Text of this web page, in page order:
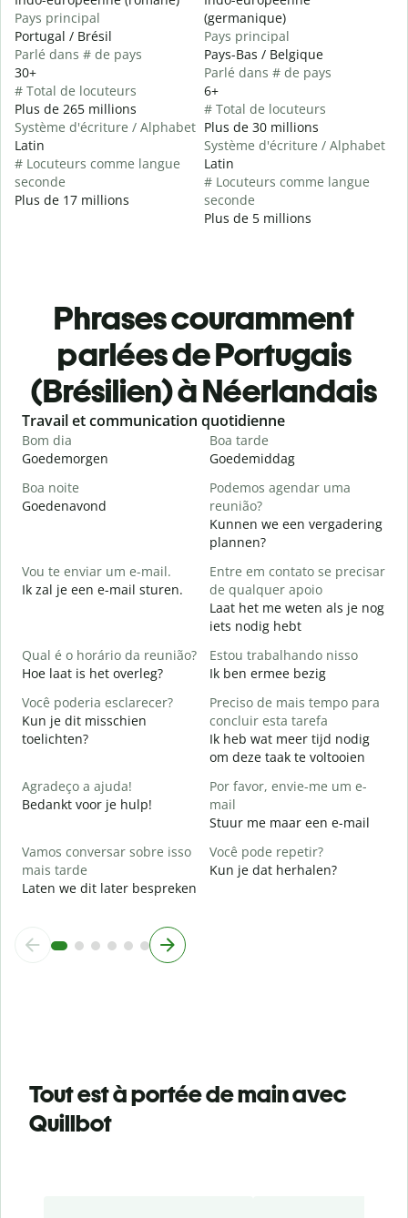
Pays principal
Portugal / Brésil
Parlé dans # de pays
30+
# Total de locuteurs
Plus de 265 millions
Système d'écriture / Alphabet
Latin
# Locuteurs comme langue
seconde
Plus de 17 millions
(germanique)
Pays principal
Pays-Bas / Belgique
Parlé dans # de pays
6+
# Total de locuteurs
Plus de 30 millions
Système d'écriture / Alphabet
Latin
# Locuteurs comme langue
seconde
Plus de 5 millions
Phrases couramment
parlées de Portugais
(Brésilien) à Néerlandais
Slide 1 of 6
Travail et communication quotidienne
Bom dia
Goedemorgen
Boa tarde
Goedemiddag
Boa noite
Goedenavond
Podemos agendar uma
reunião?
Kunnen we een vergadering
plannen?
Vou te enviar um e-mail.
Ik zal je een e-mail sturen.
Entre em contato se precisar
de qualquer apoio
Laat het me weten als je nog
iets nodig hebt
Qual é o horário da reunião?
Hoe laat is het overleg?
Estou trabalhando nisso
Ik ben ermee bezig
Você poderia esclarecer?
Kun je dit misschien
toelichten?
Preciso de mais tempo para
concluir esta tarefa
Ik heb wat meer tijd nodig
om deze taak te voltooien
Agradeço a ajuda!
Bedankt voor je hulp!
Por favor, envie-me um e-
mail
Stuur me maar een e-mail
Vamos conversar sobre isso
mais tarde
Laten we dit later bespreken
Você pode repetir?
Kun je dat herhalen?
Tout est à portée de main avec
Quillbot